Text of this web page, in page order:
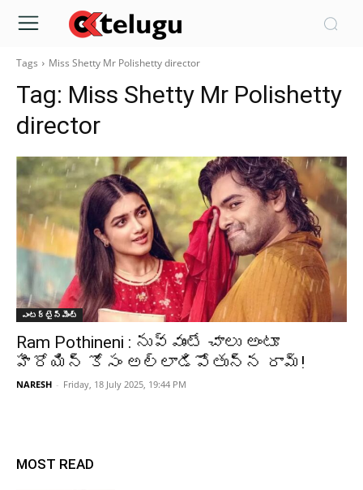
Tags Miss Shetty Mr Polishetty director
Tag: Miss Shetty Mr Polishetty
director
ఎంటర్టైన్మెంట్
Ram Pothineni : నువ్వుంటే చాలు అంటూ
హీరోయిన్ కోసం అల్లాడిపోతున్న రామ్!
NARESH - Friday, 18 July 2025, 19:44 PM
MOST READ